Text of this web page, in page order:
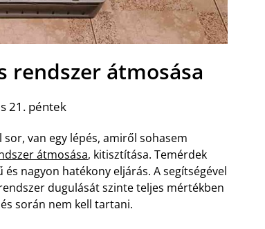
rendszer átmosása
21. péntek
van egy lépés, amiről sohasem
átmosása, kitisztítása. Temérdek
nagyon hatékony eljárás. A segítségével
dugulását szinte teljes mértékben
során nem kell tartani.